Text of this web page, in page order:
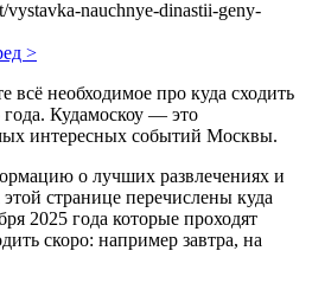
vystavka-nauchnye-dinastii-geny-
>
всё необходимое про куда сходить
Кудамоскоу — это
интересных событий Москвы.
о лучших развлечениях и
странице перечислены куда
2025 года которые проходят
скоро: например завтра, на